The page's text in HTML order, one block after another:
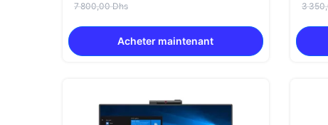
7 800,00 Dhs
Acheter maintenant
3